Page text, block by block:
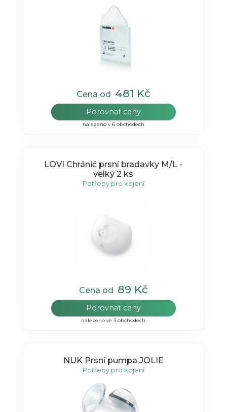
Cena od 481 Kč
Porovnat ceny
nalezeno v 6 obchodech
LOVI Chránič prsní bradavky M/L -
velký 2 ks
Potřeby pro kojení
Cena od 89 Kč
Porovnat ceny
nalezeno ve 3 obchodech
NUK Prsní pumpa JOLIE
Potřeby pro kojení